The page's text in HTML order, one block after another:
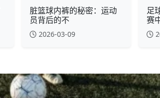
脏篮球内裤的秘密：运动
员背后的不
2026-03-09
足
赛